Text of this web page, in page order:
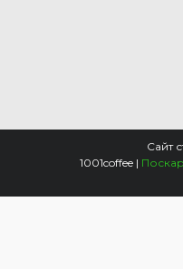
Сайт
1001coffee |